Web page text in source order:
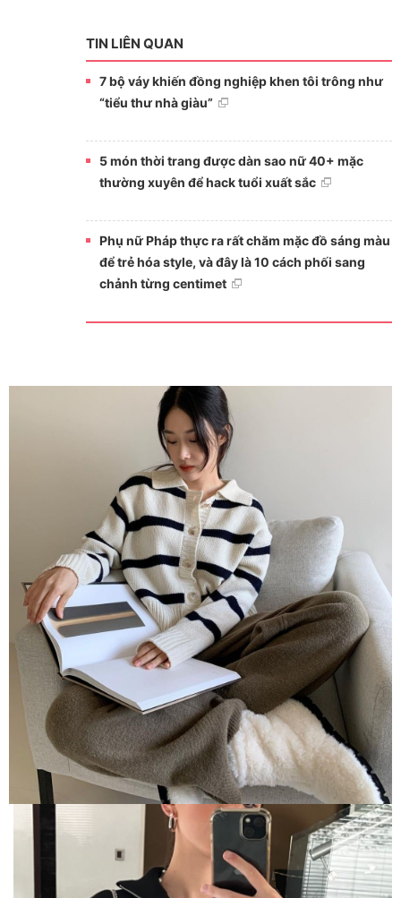
TIN LIÊN QUAN
7 bộ váy khiến đồng nghiệp khen tôi trông như
“tiểu thư nhà giàu”
5 món thời trang được dàn sao nữ 40+ mặc
thường xuyên để hack tuổi xuất sắc
Phụ nữ Pháp thực ra rất chăm mặc đồ sáng màu
để trẻ hóa style, và đây là 10 cách phối sang
chảnh từng centimet